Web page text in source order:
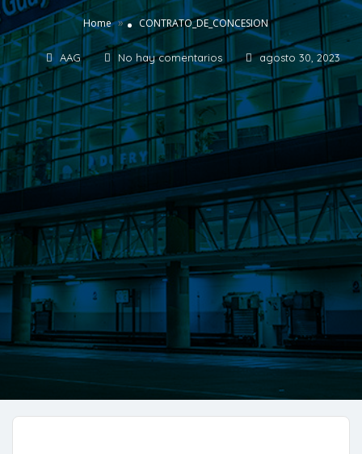
Home » CONTRATO_DE_CONCESION
AAG No hay comentarios agosto 30, 2023